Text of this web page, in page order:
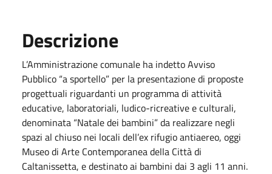
Descrizione
L’Amministrazione comunale ha indetto Avviso
Pubblico “a sportello” per la presentazione di proposte
progettuali riguardanti un programma di attività
educative, laboratoriali, ludico-ricreative e culturali,
denominata “Natale dei bambini” da realizzare negli
spazi al chiuso nei locali dell’ex rifugio antiaereo, oggi
Museo di Arte Contemporanea della Città di
Caltanissetta, e destinato ai bambini dai 3 agli 11 anni.